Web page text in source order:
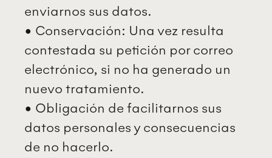
enviarnos sus datos.
• Conservación: Una vez resulta
contestada su petición por correo
electrónico, si no ha generado un
nuevo tratamiento.
• Obligación de facilitarnos sus
datos personales y consecuencias
de no hacerlo.